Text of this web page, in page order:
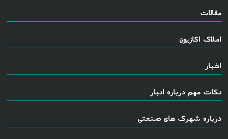
مقالات
املاک اکازیون
اخبار
نکات مهم درباره انبار
درباره شهرک های صنعتی